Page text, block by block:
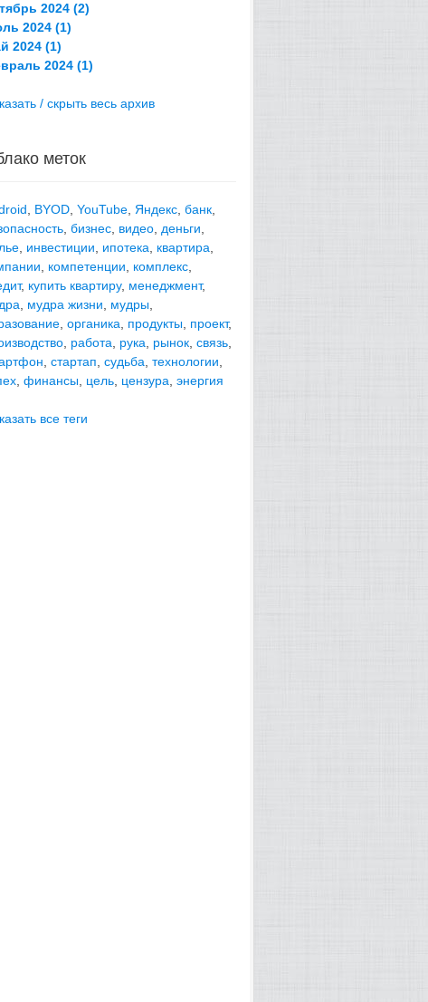
2024 (2)
2024 (1)
2024 (1)
2024 (1)
/ скрыть весь архив
меток
BYOD YouTube Яндекс банк
бизнес видео деньги
инвестиции ипотека квартира
компетенции комплекс
, купить квартиру, менеджмент,
мудра жизни мудры
органика продукты проект,
работа рука рынок связь
стартап судьба технологии
финансы цель цензура энергия
все теги